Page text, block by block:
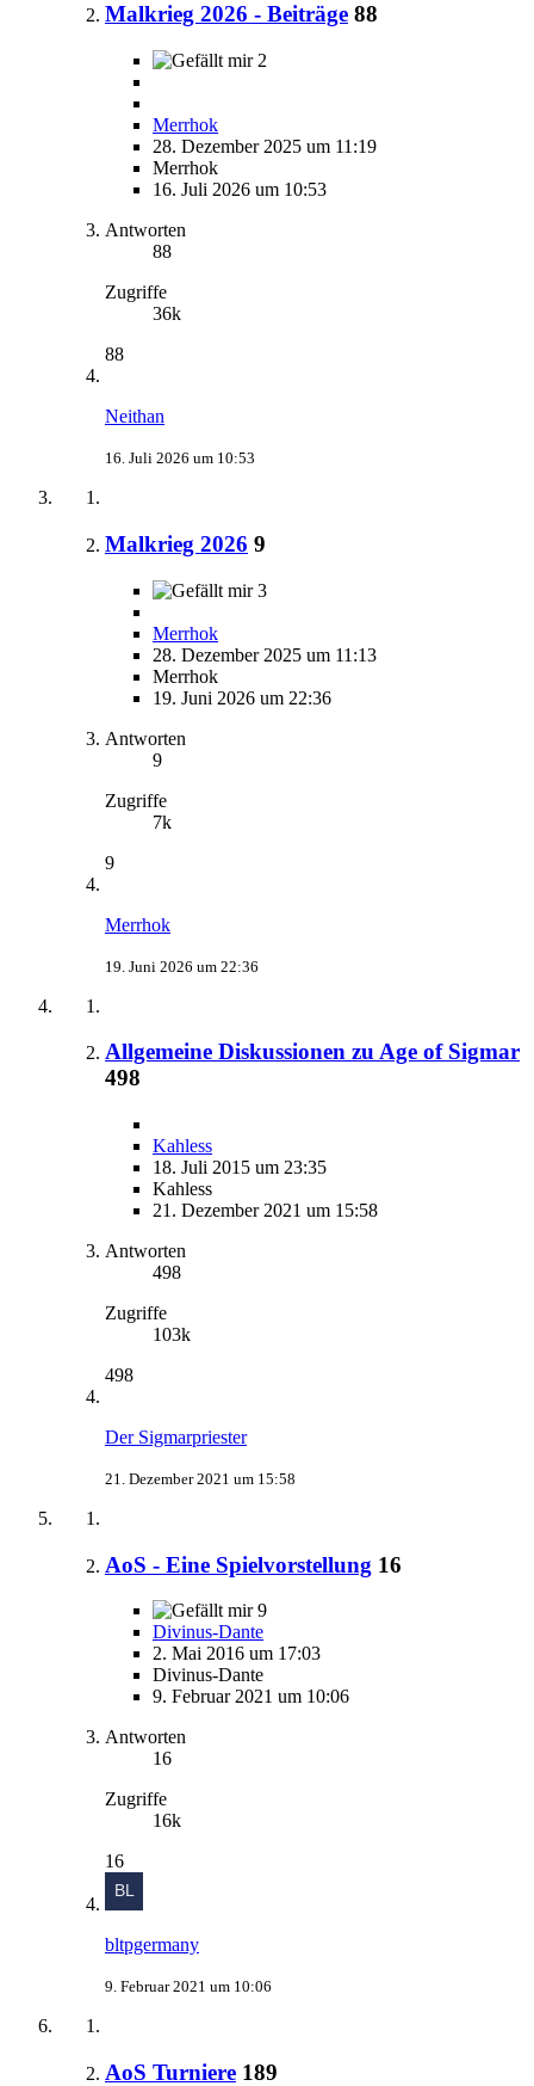
Malkrieg 2026 - Beiträge 88
2
Merrhok
28. Dezember 2025 um 11:19
Merrhok
16. Juli 2026 um 10:53
Antworten
88
Zugriffe
36k
88
Neithan
16. Juli 2026 um 10:53
Malkrieg 2026 9
3
Merrhok
28. Dezember 2025 um 11:13
Merrhok
19. Juni 2026 um 22:36
Antworten
9
Zugriffe
7k
9
Merrhok
19. Juni 2026 um 22:36
Allgemeine Diskussionen zu Age of Sigmar
498
Kahless
18. Juli 2015 um 23:35
Kahless
21. Dezember 2021 um 15:58
Antworten
498
Zugriffe
103k
498
Der Sigmarpriester
21. Dezember 2021 um 15:58
AoS - Eine Spielvorstellung 16
9
Divinus-Dante
2. Mai 2016 um 17:03
Divinus-Dante
9. Februar 2021 um 10:06
Antworten
16
Zugriffe
16k
16
bltpgermany
9. Februar 2021 um 10:06
AoS Turniere 189